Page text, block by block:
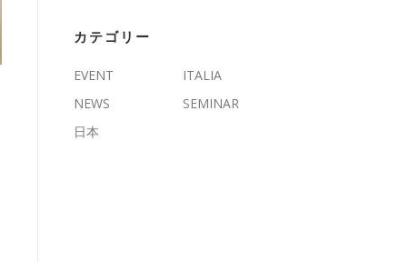
カテゴリー
EVENT
ITALIA
NEWS
SEMINAR
日本